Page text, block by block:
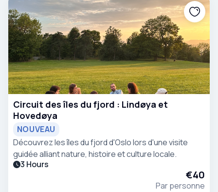
Circuit des îles du fjord : Lindøya et
Hovedøya
NOUVEAU
Découvrez les îles du fjord d'Oslo lors d'une visite
guidée alliant nature, histoire et culture locale.
3 Hours
€40
Par personne